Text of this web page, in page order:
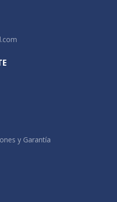
y Garantía